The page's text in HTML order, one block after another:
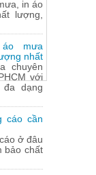
in áo
lượng,
mưa
nhất
chuyên
với
dạng
cáo cần
ở đâu
bảo chất